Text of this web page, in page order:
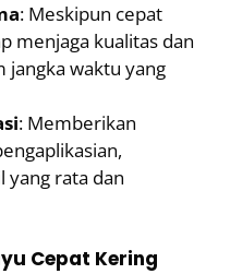
: Meskipun cepat
menjaga kualitas dan
jangka waktu yang
: Memberikan
yang rata dan
Cepat Kering